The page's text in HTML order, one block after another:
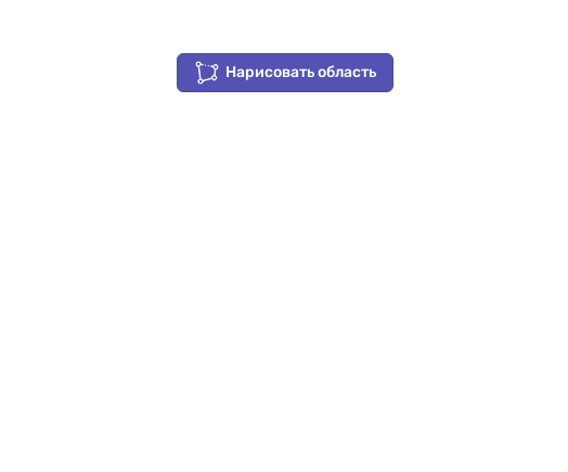
Нарисовать область